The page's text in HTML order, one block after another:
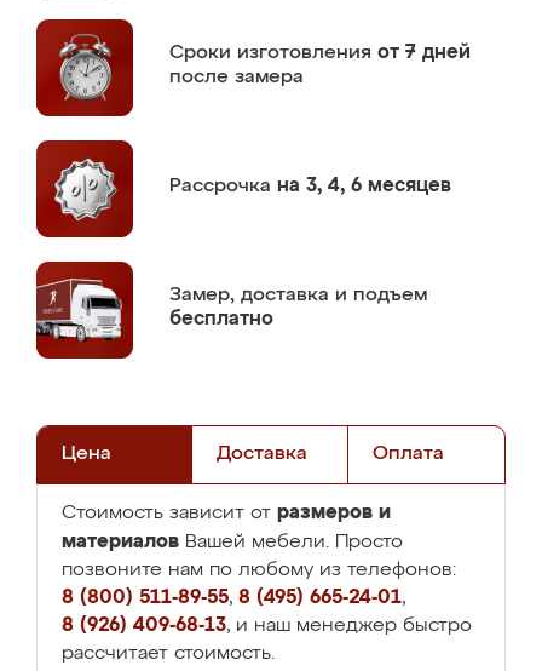
Сроки изготовления от 7 дней
после замера
Рассрочка на 3, 4, 6 месяцев
Замер, доставка и подъем
бесплатно
Цена Доставка Оплата
Стоимость зависит от размеров и
материалов Вашей мебели. Просто
позвоните нам по любому из телефонов:
8 (800) 511-89-55, 8 (495) 665-24-01,
8 (926) 409-68-13, и наш менеджер быстро
рассчитает стоимость.